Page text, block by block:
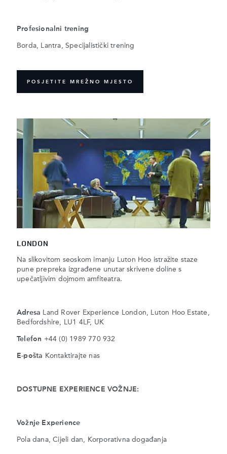
Profesionalni trening
Borda, Lantra, Specijalistički trening
POSJETITE MREŽNO MJESTO
LONDON
Na slikovitom seoskom imanju Luton Hoo istražite staze
pune prepreka izgrađene unutar skrivene doline s
upečatljivim dojmom amfiteatra.
Adresa
Land Rover Experience London, Luton Hoo Estate,
Bedfordshire, LU1 4LF, UK
Telefon +44 (0) 1989 770 932
E-pošta Kontaktirajte nas
DOSTUPNE EXPERIENCE VOŽNJE:
Vožnje Experience
Pola dana, Cijeli dan, Korporativna događanja